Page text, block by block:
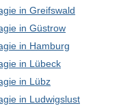
in Greifswald
in Güstrow
in Hamburg
in Lübeck
in Lübz
in Ludwigslust